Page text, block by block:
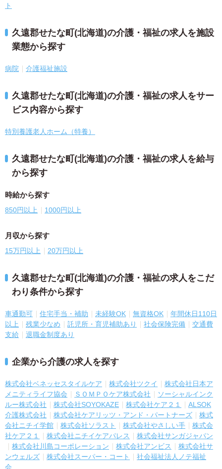
ト
久遠郡せたな町(北海道)の介護・福祉の求人を施設
業態から探す
病院 介護福祉施設
久遠郡せたな町(北海道)の介護・福祉の求人をサー
ビス内容から探す
特別養護老人ホーム（特養）
久遠郡せたな町(北海道)の介護・福祉の求人を給与
から探す
時給から探す
850円以上 1000円以上
月収から探す
15万円以上 20万円以上
久遠郡せたな町(北海道)の介護・福祉の求人をこだ
わり条件から探す
車通勤可 住宅手当・補助 未経験OK 無資格OK
年間休日110日
以上
残業少なめ 託児所・育児補助あり 社会保険完備
交通費
支給
退職金制度あり
企業から介護の求人を探す
株式会社ベネッセスタイルケア 株式会社ツクイ
株式会社日本ア
メニティライフ協会
ＳＯＭＰＯケア株式会社
ソーシャルインク
ルー株式会社
株式会社SOYOKAZE 株式会社ケア２１
ALSOK
介護株式会社
株式会社ケアリッツ・アンド・パートナーズ
株式
会社ニチイ学館
株式会社ソラスト 株式会社やさしい手
株式会
社ケア２１
株式会社ニチイケアパレス
株式会社サンガジャパン
株式会社川島コーポレーション
株式会社アンビス
株式会社サ
ンウェルズ
株式会社スーパー・コート
社会福祉法人ノテ福祉
会